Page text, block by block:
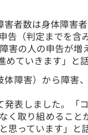
者数は身体障害
告（判定までを含
の人の申告が増
ていきます」と
障害）から障害
表しました。「
く取り組めること
思っています」と